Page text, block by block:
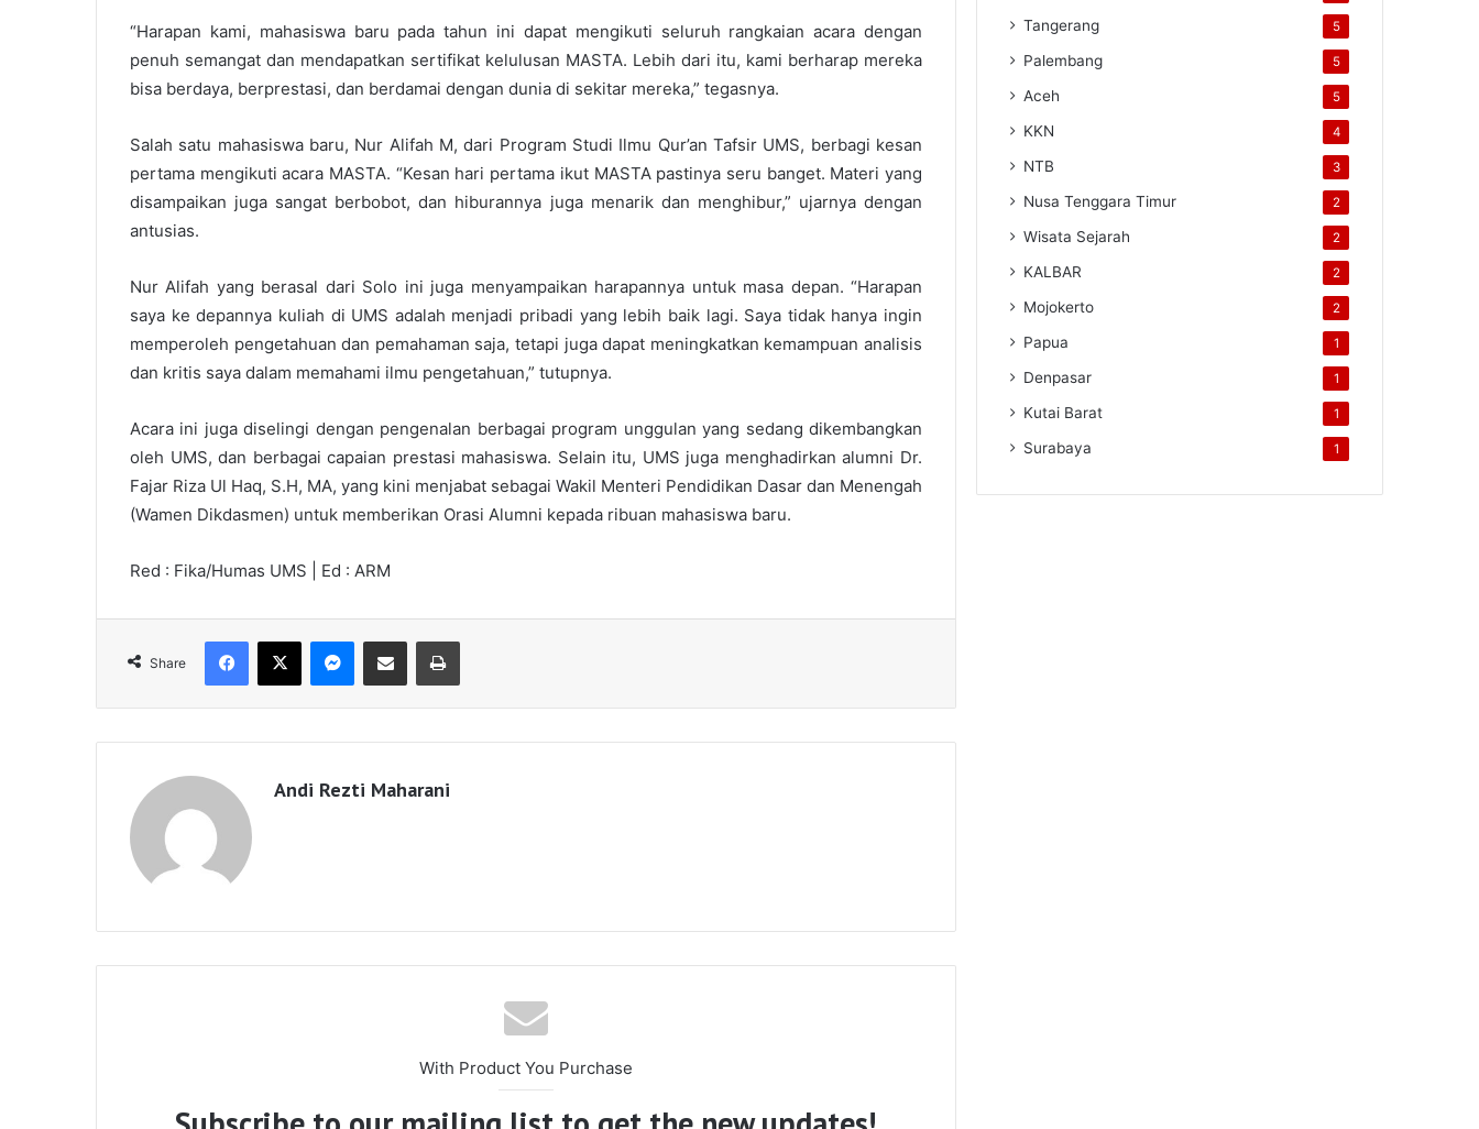
“Harapan kami, mahasiswa baru pada tahun ini dapat mengikuti seluruh rangkaian acara dengan
penuh semangat dan mendapatkan sertifikat kelulusan MASTA. Lebih dari itu, kami berharap mereka
bisa berdaya, berprestasi, dan berdamai dengan dunia di sekitar mereka,” tegasnya.
Salah satu mahasiswa baru, Nur Alifah M, dari Program Studi Ilmu Qur’an Tafsir UMS, berbagi kesan
pertama mengikuti acara MASTA. “Kesan hari pertama ikut MASTA pastinya seru banget. Materi yang
disampaikan juga sangat berbobot, dan hiburannya juga menarik dan menghibur,” ujarnya dengan
antusias.
Nur Alifah yang berasal dari Solo ini juga menyampaikan harapannya untuk masa depan. “Harapan
saya ke depannya kuliah di UMS adalah menjadi pribadi yang lebih baik lagi. Saya tidak hanya ingin
memperoleh pengetahuan dan pemahaman saja, tetapi juga dapat meningkatkan kemampuan analisis
dan kritis saya dalam memahami ilmu pengetahuan,” tutupnya.
Acara ini juga diselingi dengan pengenalan berbagai program unggulan yang sedang dikembangkan
oleh UMS, dan berbagai capaian prestasi mahasiswa. Selain itu, UMS juga menghadirkan alumni Dr.
Fajar Riza Ul Haq, S.H, MA, yang kini menjabat sebagai Wakil Menteri Pendidikan Dasar dan Menengah
(Wamen Dikdasmen) untuk memberikan Orasi Alumni kepada ribuan mahasiswa baru.
Red : Fika/Humas UMS | Ed : ARM
Share
Facebook
X Messenger
Share via Email Print
Andi Rezti Maharani
With Product You Purchase
Tangerang 5
Palembang 5
Aceh 5
KKN 4
NTB 3
Nusa Tenggara Timur 2
Wisata Sejarah 2
KALBAR 2
Mojokerto 2
Papua 1
Denpasar 1
Kutai Barat 1
Surabaya 1